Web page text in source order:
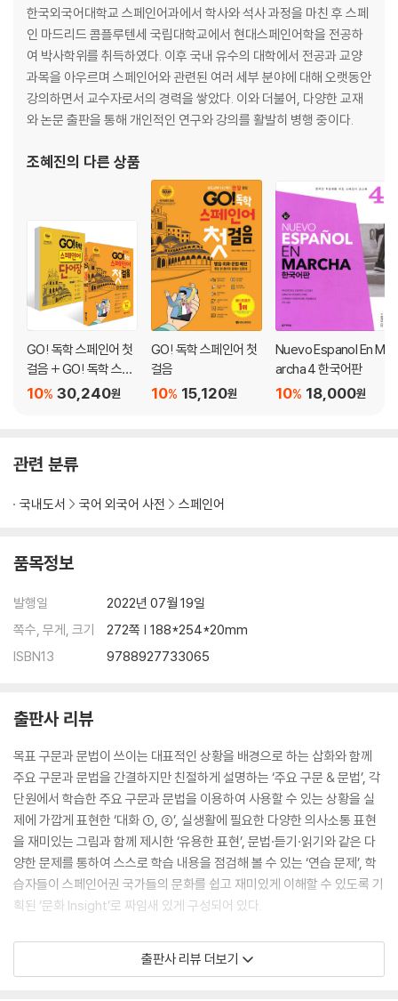
Capitulo 11 ¿Quehora es? 몇 시입니까? 125
Capitulo 12 ¿Cua te gusta ma? 어떤 게 더 좋아? 135
Capitulo 13 Me duele la cabeza. 머리가 아파요. 145
Capitulo 14 ¿A quehora te levantas? 몇 시에 일어나니? 155
Capitulo 15 ¿Queesta haciendo? 뭐 하고 있어? 165
Capitulo 16 ¿Podre hablar espanl? 제가 스페인어를 할 수 있게 될까
Capitulo 17 ¿Quehiciste ayer? 어제 뭐 했니? 185
Capitulo 18 Antes vivia en Barcelona. 예전에는 바르셀로나에서 살
Capitulo 19 Habia dejado la cartera en casa. 지갑을 집에 두고 왔
어. 205
Capitulo 20 Come un poco mas. 조금 더 먹어. 215
부록 225
스페인어권 국가 정보 226
동사 변화표 228
추가 문법 233
색인① 스페인어 + 한국어 249
한국외국어대학교 스페인어과에서 학사와 석사 과정을 마친 후 스페
인 마드리드 콤플루텐세 국립대학교에서 현대스페인어학을 전공하
여 박사학위를 취득하였다. 이후 국내 유수의 대학에서 전공과 교양
과목을 아우르며 스페인어와 관련된 여러 세부 분야에 대해 오랫동안
강의하면서 교수자로서의 경력을 쌓았다. 이와 더불어, 다양한 교재
와 논문 출판을 통해 개인적인 연구와 강의를 활발히 병행 중이다.
조혜진의 다른 상품
GO! 독학 스페인어 첫
걸음 + GO! 독학 스페
인어 단어장 세트
30,240원
10%
GO! 독학 스페인어 첫
걸음
15,120원
10%
Nuevo Espanol En M
archa 4 한국어판
18,000원
10%
관련 분류
국내도서 국어 외국어 사전 스페인어
품목정보
발행일
2022년 07월 19일
쪽수, 무게, 크기
272쪽 | 188*254*20mm
ISBN13
9788927733065
출판사 리뷰
목표 구문과 문법이 쓰이는 대표적인 상황을 배경으로 하는 삽화와 함께
주요 구문과 문법을 간결하지만 친절하게 설명하는 ‘주요 구문 & 문법’, 각
단원에서 학습한 주요 구문과 문법을 이용하여 사용할 수 있는 상황을 실
제에 가깝게 표현한 ‘대화 ①, ②’, 실생활에 필요한 다양한 의사소통 표현
을 재미있는 그림과 함께 제시한 ‘유용한 표현’, 문법·듣기·읽기와 같은 다
양한 문제를 통하여 스스로 학습 내용을 점검해 볼 수 있는 ‘연습 문제’, 학
습자들이 스페인어권 국가들의 문화를 쉽고 재미있게 이해할 수 있도록 기
획된 ‘문화 Insight’로 짜임새 있게 구성되어 있다.
- 간결하면서도 자세한 설명과 다채로운 삽화로 학습자들의 이해를 돕는
출판사 리뷰 더보기